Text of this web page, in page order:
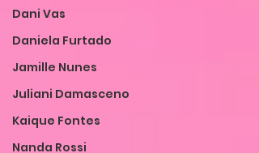
Dani Vas
Daniela Furtado
Jamille Nunes
Juliani Damasceno
Kaique Fontes
Nanda Rossi